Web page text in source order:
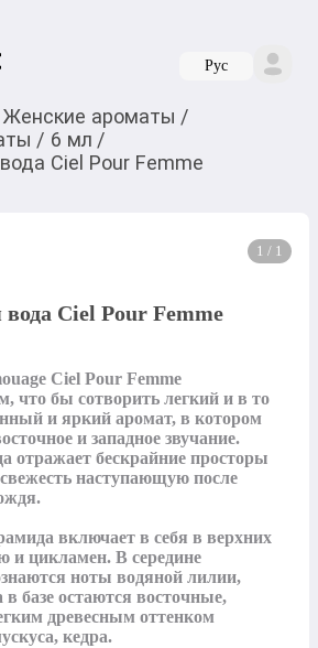
Руc
Женские ароматы /
/ 6 мл /
Ciel Pour Femme
1 / 1
Ciel Pour Femme
Ciel Pour Femme
что бы сотворить легкий и в то
и яркий аромат, в котором
и западное звучание.
отражает бескрайние просторы
свежесть наступающую после
включает в себя в верхних
и цикламен. В середине
ноты водяной лилии,
базе остаются восточные,
древесным оттенком
кедра.